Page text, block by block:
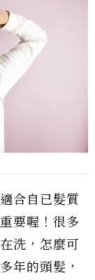
合自已髮質
要喔！很多
洗，怎麼可
年的頭髮，